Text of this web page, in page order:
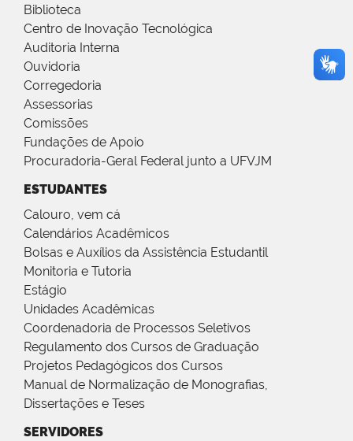
Biblioteca
Centro de Inovação Tecnológica
Auditoria Interna
Ouvidoria
Corregedoria
Assessorias
Comissões
Fundações de Apoio
Procuradoria-Geral Federal junto a UFVJM
ESTUDANTES
Calouro, vem cá
Calendários Acadêmicos
Bolsas e Auxílios da Assistência Estudantil
Monitoria e Tutoria
Estágio
Unidades Acadêmicas
Coordenadoria de Processos Seletivos
Regulamento dos Cursos de Graduação
Projetos Pedagógicos dos Cursos
Manual de Normalização de Monografias,
Dissertações e Teses
SERVIDORES